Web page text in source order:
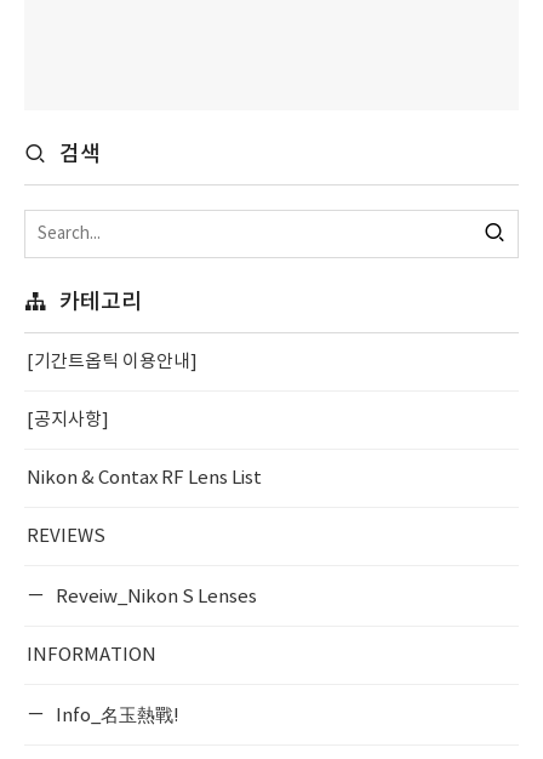
검색
카테고리
[기간트옵틱 이용안내]
[공지사항]
Nikon & Contax RF Lens List
REVIEWS
Reveiw_Nikon S Lenses
INFORMATION
Info_名玉熱戰!